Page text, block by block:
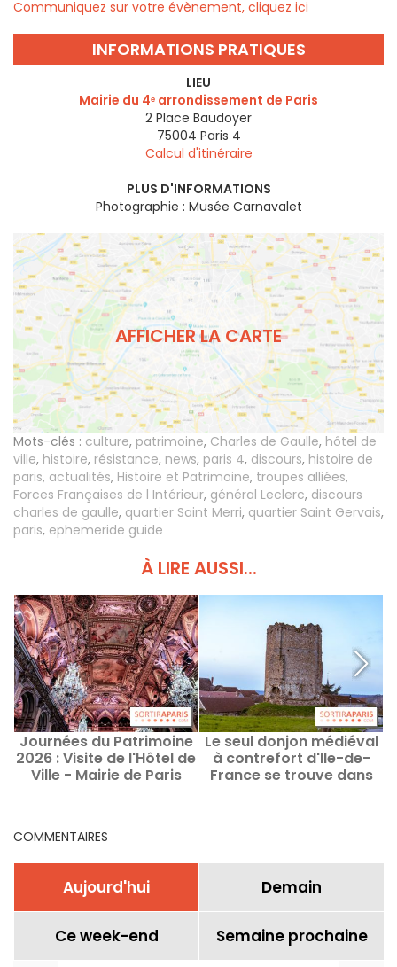
Communiquez sur votre évènement, cliquez ici
INFORMATIONS PRATIQUES
LIEU
Mairie du 4ᵉ arrondissement de Paris
2 Place Baudoyer
75004 Paris 4
Calcul d'itinéraire
PLUS D'INFORMATIONS
Photographie : Musée Carnavalet
AFFICHER LA CARTE
Mots-clés : culture, patrimoine, Charles de Gaulle, hôtel de
ville, histoire, résistance, news, paris 4, discours, histoire de
paris, actualités, Histoire et Patrimoine, troupes alliées,
Forces Françaises de l Intérieur, général Leclerc, discours
charles de gaulle, quartier Saint Merri, quartier Saint Gervais,
paris, ephemeride guide
À LIRE AUSSI...
Journées du Patrimoine
2026 : Visite de l'Hôtel de
Ville - Mairie de Paris
Le seul donjon médiéval
à contrefort d'Ile-de-
France se trouve dans
COMMENTAIRES
Aujourd'hui Demain
Ce week-end Semaine prochaine